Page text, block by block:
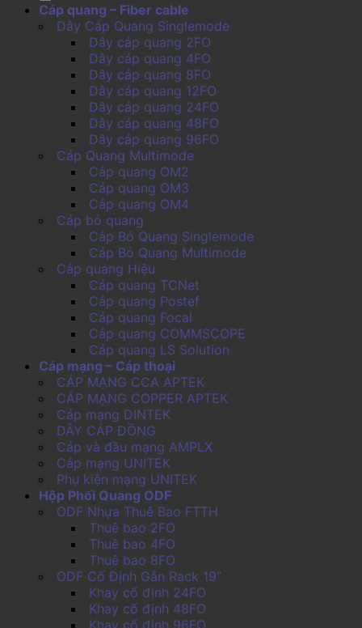
Cáp quang – Fiber cable
Dây Cáp Quang Singlemode
Dây cáp quang 2FO
Dây cáp quang 4FO
Dây cáp quang 8FO
Dây cáp quang 12FO
Dây cáp quang 24FO
Dây cáp quang 48FO
Dây cáp quang 96FO
Cáp Quang Multimode
Cáp quang OM2
Cáp quang OM3
Cáp quang OM4
Cáp bó quang
Cáp Bó Quang Singlemode
Cáp Bó Quang Multimode
Cáp quang Hiệu
Cáp quang TCNet
Cáp quang Postef
Cáp quang Focal
Cáp quang COMMSCOPE
Cáp quang LS Solution
Cáp mạng – Cáp thoại
CÁP MẠNG CCA APTEK
CÁP MẠNG COPPER APTEK
Cáp mạng DINTEK
DÂY CÁP ĐỒNG
Cáp và đầu mạng AMPLX
Cáp mạng UNITEK
Phụ kiện mạng UNITEK
Hộp Phối Quang ODF
ODF Nhựa Thuê Bao FTTH
Thuê bao 2FO
Thuê bao 4FO
Thuê bao 8FO
ODF Cố Định Gắn Rack 19”
Khay cố định 24FO
Khay cố định 48FO
Khay cố định 96FO